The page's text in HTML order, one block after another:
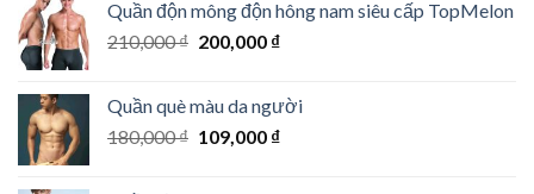
Quần độn mông độn hông nam siêu cấp TopMelon
210,000₫ Giá
210,000 ₫.
200,000 ₫Giá
là:
200,000 ₫.
Quần què màu da người
180,000₫ Giá
109,000 ₫Giá